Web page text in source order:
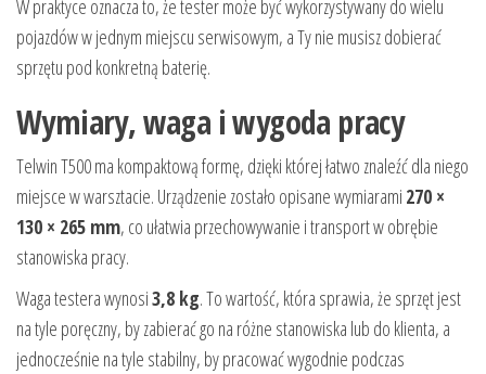
W praktyce oznacza to, że tester może być wykorzystywany do wielu
pojazdów w jednym miejscu serwisowym, a Ty nie musisz dobierać
sprzętu pod konkretną baterię.
Wymiary, waga i wygoda pracy
Telwin T500 ma kompaktową formę, dzięki której łatwo znaleźć dla niego
miejsce w warsztacie. Urządzenie zostało opisane wymiarami 270 ×
130 × 265 mm, co ułatwia przechowywanie i transport w obrębie
stanowiska pracy.
Waga testera wynosi3,8 kg. To wartość, która sprawia, że sprzęt jest
na tyle poręczny, by zabierać go na różne stanowiska lub do klienta, a
jednocześnie na tyle stabilny, by pracować wygodnie podczas